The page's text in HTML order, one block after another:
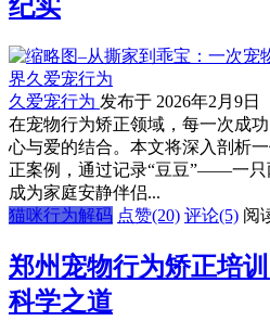
纪实
久爱宠行为 发布于 2026年2月9日
在宠物行为矫正领域，每一次成
心与爱的结合。本文将深入剖析
正案例，通过记录“豆豆”——一只
成为家庭安静伴侣...
猫咪行为解码 点赞(20) 评论(5) 阅
郑州宠物行为矫正培
科学之道